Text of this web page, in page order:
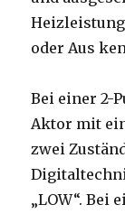
oder Aus
Bei einer 2-
Aktor mit
zwei
„LOW“. Bei